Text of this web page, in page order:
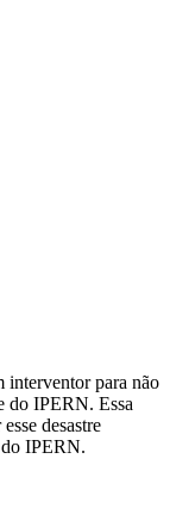
interventor para não
do IPERN. Essa
desastre
IPERN.